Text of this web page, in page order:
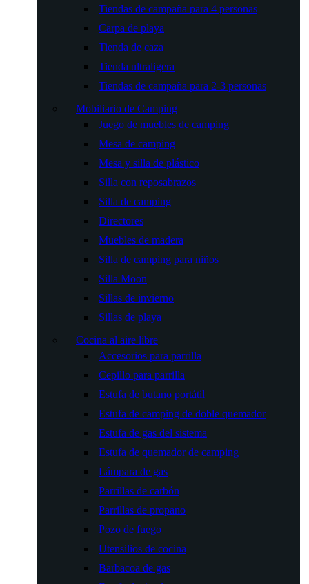
Tiendas de campaña para 4 personas
Carpa de playa
Tienda de caza
Tienda ultraligera
Tiendas de campaña para 2-3 personas
Mobiliario de Camping
Juego de muebles de camping
Mesa de camping
Mesa y silla de plástico
Silla con reposabrazos
Silla de camping
Directores
Muebles de madera
Silla de camping para niños
Silla Moon
Sillas de invierno
Sillas de playa
Cocina al aire libre
Accesorios para parrilla
Cepillo para parrilla
Estufa de butano portátil
Estufa de camping de doble quemador
Estufa de gas del sistema
Estufa de quemador de camping
Lámpara de gas
Parrillas de carbón
Parrillas de propano
Pozo de fuego
Utensilios de cocina
Barbacoa de gas